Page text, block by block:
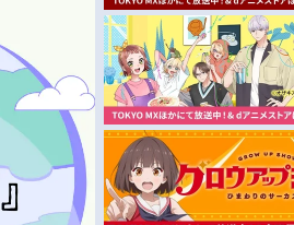
夏アニメ
冬アニメ